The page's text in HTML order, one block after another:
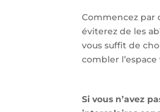
Commencez par
éviterez de les
vous suffit de
combler
Si vous n’avez